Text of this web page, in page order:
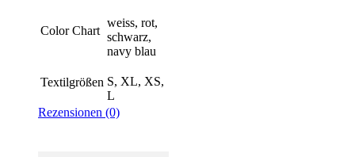
Color Chart
weiss, rot,
schwarz,
navy blau
Textilgrößen S, XL, XS,
L
Rezensionen (0)